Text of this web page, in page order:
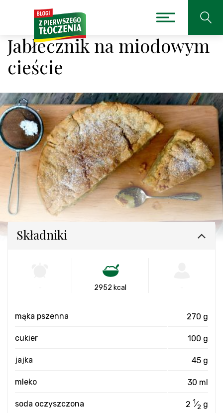
Jabłecznik na miodowym
cieście
Składniki
2952 kcal
mąka pszenna 270 g
cukier 100 g
jajka 45 g
mleko 30 ml
soda oczyszczona 2 1⁄2 g